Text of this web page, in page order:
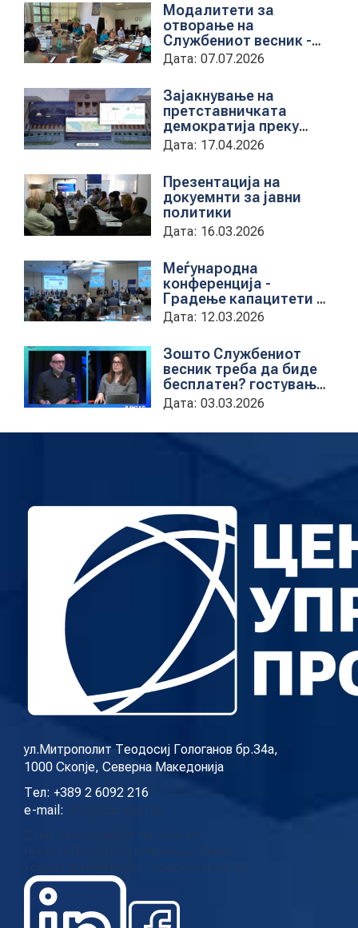
ENG
Модалитети за
отворање на
Службениот весник -
Средба со
претставници на ЈП
службен весник
Дата: 07.07.2026
Зајакнување на
претставничката
демократија преку
дигитална алатка
kancelarii.sobranie.mk
Дата: 17.04.2026
Презентација на
докуемнти за јавни
политики
Дата: 16.03.2026
Меѓународна
конференција -
Градење капацитети на
институциите за обука
на државни
службеници
Дата: 12.03.2026
Зошто Службениот
весник треба да биде
бесплатен? гостување
на проектната
кородинаторка во ЦУП
Анета Иванова
поткастот Rishatzi
Дата: 03.03.2026
ул.Митрополит Теодосиј Гологанов бр.34а,
1000 Скопје, Северна Македонија
Тел: +389 2 6092 216
e-mail: